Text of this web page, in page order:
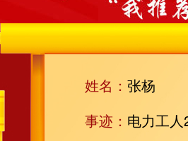
姓名： 张杨
事迹： 电力工